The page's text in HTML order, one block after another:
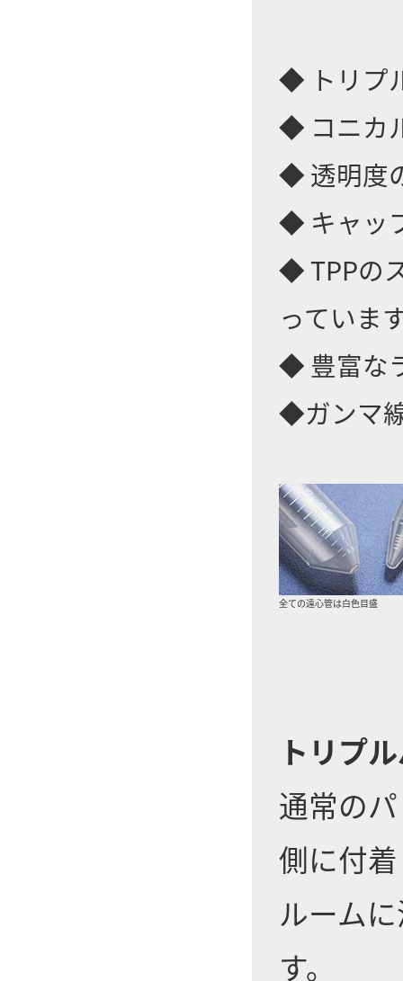
◆ トリプ
◆ コニカ
◆ 透明度
◆ キャッ
◆ TPPの
っていま
◆ 豊富な
◆ガンマ
全ての遠心管は白色目盛
トリプ
通常の
側に付
ルーム
す。